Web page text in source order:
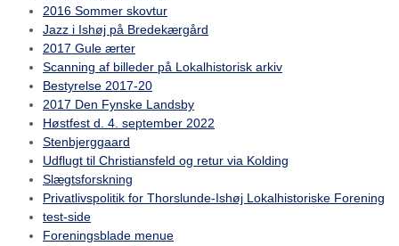
2016 Sommer skovtur
Jazz i Ishøj på Bredekærgård
2017 Gule ærter
Scanning af billeder på Lokalhistorisk arkiv
Bestyrelse 2017-20
2017 Den Fynske Landsby
Høstfest d. 4. september 2022
Stenbjerggaard
Udflugt til Christiansfeld og retur via Kolding
Slægtsforskning
Privatlivspolitik for Thorslunde-Ishøj Lokalhistoriske Forening
test-side
Foreningsblade menue